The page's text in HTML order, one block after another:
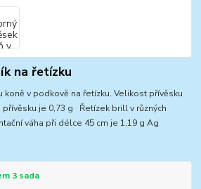
na řetízku
koně v podkově na řetízku. Velikost přívěsku
přívěsku je 0,73 g Řetízek brill v různých
váha při délce 45 cm je 1,19 g Ag
3 sada